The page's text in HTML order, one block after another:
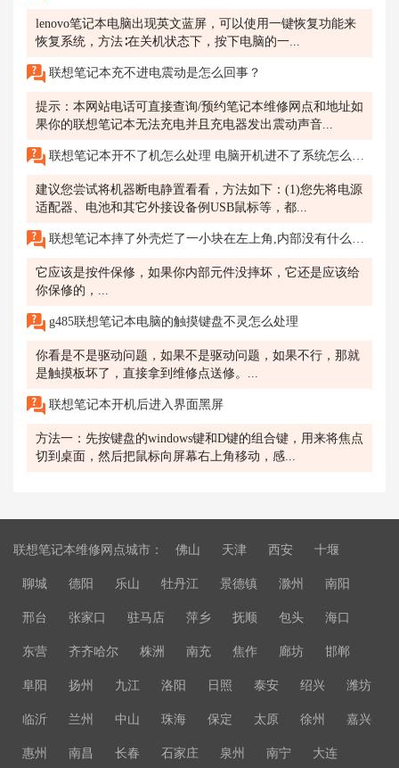
lenovo笔记本电脑出现英文蓝屏，可以使用一键恢复功能来
恢复系统，方法∶在关机状态下，按下电脑的一...
联想笔记本充不进电震动是怎么回事？
提示：本网站电话可直接查询/预约笔记本维修网点和地址如
果你的联想笔记本无法充电并且充电器发出震动声音...
联想笔记本开不了机怎么处理 电脑开机进不了系统怎么处理
建议您尝试将机器断电静置看看，方法如下：(1)您先将电源
适配器、电池和其它外接设备例USB鼠标等，都...
联想笔记本摔了外壳烂了一小块在左上角,内部没有什么损伤,本子才买了半年,影响以后的硬件保修吗?
它应该是按件保修，如果你内部元件没摔坏，它还是应该给
你保修的，...
g485联想笔记本电脑的触摸键盘不灵怎么处理
你看是不是驱动问题，如果不是驱动问题，如果不行，那就
是触摸板坏了，直接拿到维修点送修。...
联想笔记本开机后进入界面黑屏
方法一：先按键盘的windows键和D键的组合键，用来将焦点
切到桌面，然后把鼠标向屏幕右上角移动，感...
联想笔记本维修网点城市： 佛山 天津 西安 十堰
聊城 德阳 乐山 牡丹江 景德镇 滁州 南阳
邢台 张家口 驻马店 萍乡 抚顺 包头 海口
东营 齐齐哈尔 株洲 南充 焦作 廊坊 邯郸
阜阳 扬州 九江 洛阳 日照 泰安 绍兴 潍坊
临沂 兰州 中山 珠海 保定 太原 徐州 嘉兴
惠州 南昌 长春 石家庄 泉州 南宁 大连